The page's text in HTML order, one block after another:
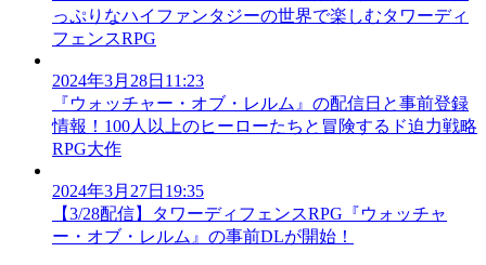
っぷりなハイファンタジーの世界で楽しむタワーディ
フェンスRPG
2024年3月28日11:23
『ウォッチャー・オブ・レルム』の配信日と事前登録
情報！100人以上のヒーローたちと冒険するド迫力戦略
RPG大作
2024年3月27日19:35
【3/28配信】タワーディフェンスRPG『ウォッチャ
ー・オブ・レルム』の事前DLが開始！